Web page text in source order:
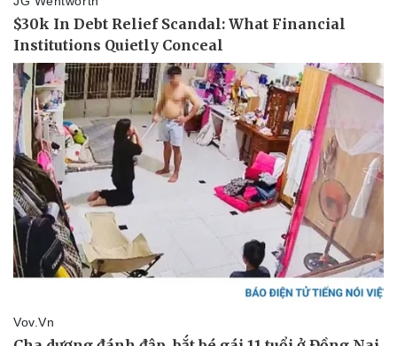
Pháp luật
Tư vấn luật
Quân sự - Quốc phòng
Vũ khí